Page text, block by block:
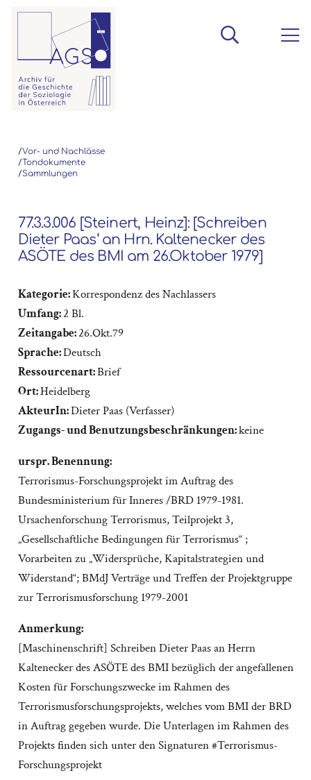
/Vor- und Nachlässe
/Tondokumente
/Sammlungen
77.3.3.006 [Steinert, Heinz]: [Schreiben
Dieter Paas‘ an Hrn. Kaltenecker des
ASÖTE des BMI am 26.Oktober 1979]
Kategorie:Korrespondenz des Nachlassers
Umfang:2 Bl.
Zeitangabe:26.Okt.79
Sprache:Deutsch
Ressourcenart:Brief
Ort:Heidelberg
AkteurIn:Dieter Paas (Verfasser)
Zugangs- und Benutzungsbeschränkungen:keine
urspr. Benennung:
Terrorismus-Forschungsprojekt im Auftrag des
Bundesministerium für Inneres /BRD 1979-1981.
Ursachenforschung Terrorismus, Teilprojekt 3,
„Gesellschaftliche Bedingungen für Terrorismus“ ;
Vorarbeiten zu „Widersprüche, Kapitalstrategien und
Widerstand“; BMdJ Verträge und Treffen der Projektgruppe
zur Terrorismusforschung 1979-2001
Anmerkung:
[Maschinenschrift] Schreiben Dieter Paas an Herrn
Kaltenecker des ASÖTE des BMI bezüglich der angefallenen
Kosten für Forschungszwecke im Rahmen des
Terrorismusforschungsprojekts, welches vom BMI der BRD
in Auftrag gegeben wurde. Die Unterlagen im Rahmen des
Projekts finden sich unter den Signaturen #Terrorismus-
Forschungsprojekt